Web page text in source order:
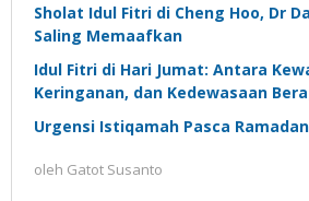
Sholat Idul Fitri di Cheng Hoo, Dr
Saling Memaafkan
Idul Fitri di Hari Jumat: Antara
Keringanan, dan Kedewasaan
Urgensi Istiqamah Pasca Ramadan
oleh Gatot Susanto